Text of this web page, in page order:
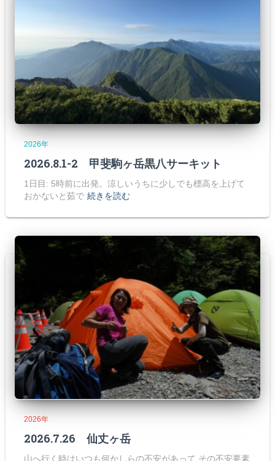
2026年
2026.8.1-2 甲斐駒ヶ岳黒八サーキット
1日目: 5時前に出発。涼しいうちに少しでも標高を上げて
おかないと茹で 続きを読む
2026年
2026.7.26 仙丈ヶ岳
山へ行く時はいつも何かしらの不安があって その不安要素